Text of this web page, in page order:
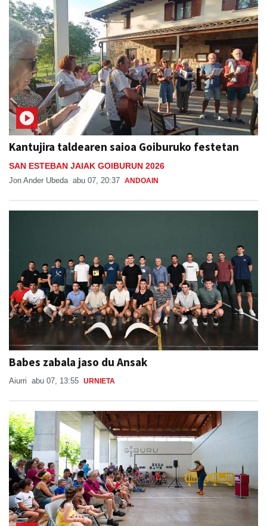
Kantujira taldearen saioa Goiburuko festetan
SAN ESTEBAN JAIAK GOIBURUN 2026
Jon Ander Ubeda abu 07, 20:37 ANDOAIN
Babes zabala jaso du Ansak
Aiurri abu 07, 13:55 URNIETA